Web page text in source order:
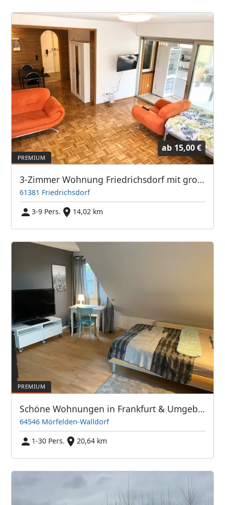
ab 15,00 €
3-Zimmer Wohnung Friedrichsdorf mit großem Balkon TV's
61381 Friedrichsdorf
3-9 Pers.
14,02 km
Schöne Wohnungen in Frankfurt & Umgebung - PIM APARTMENTS
64546 Mörfelden-Walldorf
1-30 Pers.
20,64 km